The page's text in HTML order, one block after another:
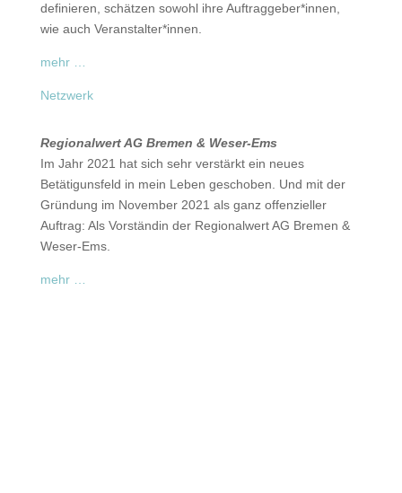
definieren, schätzen sowohl ihre Auftraggeber*innen,
wie auch Veranstalter*innen.
mehr …
Netzwerk
Regionalwert AG Bremen & Weser-Ems
Im Jahr 2021 hat sich sehr verstärkt ein neues
Betätigunsfeld in mein Leben geschoben. Und mit der
Gründung im November 2021 als ganz offenzieller
Auftrag: Als Vorständin der Regionalwert AG Bremen &
Weser-Ems.
mehr …